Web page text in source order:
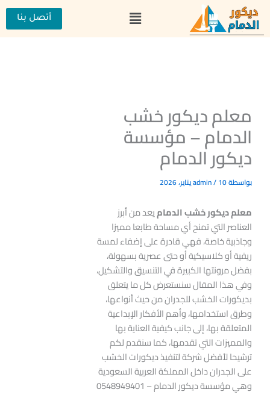
تخطي
المحتوى
القائمة أتصل بنا
معلم ديكور خشب
الدمام – مؤسسة
ديكور الدمام
بواسطة admin/10 يناير، 2026
معلم ديكور خشب الدماميعد من أبرز
العناصر التي تمنح أي مساحة طابعا مميزا
وجاذبية خاصة، فهي قادرة على إضفاء لمسة
ريفية أو كلاسيكية أو حتى عصرية بسهولة،
بفضل مرونتها الكبيرة في التنسيق والتشكيل،
وفي هذا المقال سنستعرض كل ما يتعلق
بديكورات الخشب للجدران من حيث أنواعها،
وطرق استخدامها، وأهم الأفكار الإبداعية
المتعلقة بها، إلى جانب كيفية العناية بها
والمميزات التي تقدمها، كما سنقدم لكم
ترشيحا لأفضل شركة لتنفيذ ديكورات الخشب
على الجدران داخل المملكة العربية السعودية
وهي مؤسسة ديكور الدمام – 0548949401